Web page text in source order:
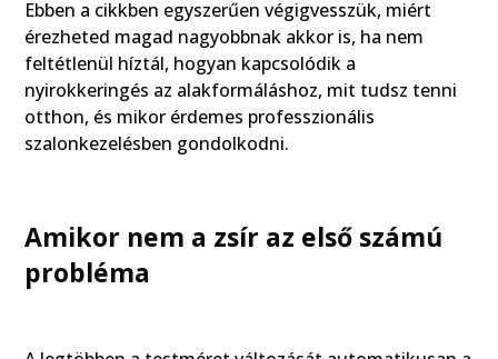
Ebben a cikkben egyszerűen végigvesszük, miért
érezheted magad nagyobbnak akkor is, ha nem
feltétlenül híztál, hogyan kapcsolódik a
nyirokkeringés az alakformáláshoz, mit tudsz tenni
otthon, és mikor érdemes professzionális
szalonkezelésben gondolkodni.
Amikor nem a zsír az első számú
probléma